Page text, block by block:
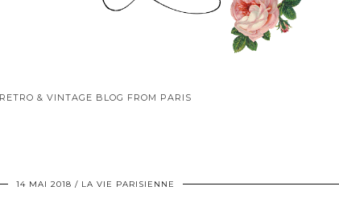
RETRO & VINTAGE BLOG FROM PARIS
14 MAI 2018 LA VIE PARISIENNE